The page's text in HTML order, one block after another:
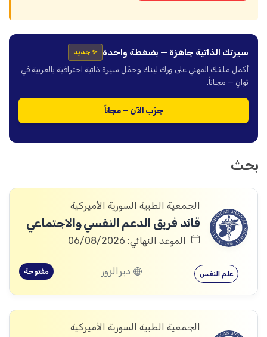
سيرتك الذاتية جاهزة — بضغطة واحدة ✨ جديد
أكمل ملفك المهني على ورك لينك وحمّل سيرة ذاتية احترافية بالعربية في
ثوانٍ — مجاناً.
جرّب الآن — مجاناً
بحث
الجمعية الطبية السورية الأميركية
قائد فريق الدعم النفسي والاجتماعي
الموعد النهائي: 06/08/2026
علم النفس ديرالزور مفتوحة
الجمعية الطبية السورية الأميركية